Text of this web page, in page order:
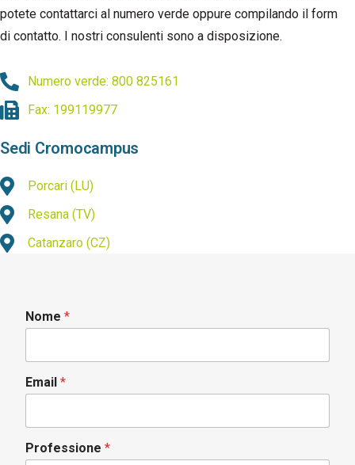
potete contattarci al numero verde oppure compilando il form
di contatto. I nostri consulenti sono a disposizione.
Numero verde: 800 825161
Fax: 199119977
Sedi Cromocampus
Porcari (LU)
Resana (TV)
Catanzaro (CZ)
Nome *
Email *
Professione *